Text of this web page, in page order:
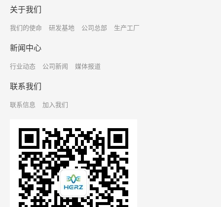
手术风险、行为影响、隐性健康代价及疫苗
绝育新路径展开深度对话，并达成重要行业
关于我们
我们的使命 研发基地 公司总部 生产工厂
新闻中心
行业动态 公司新闻 媒体报道
联系我们
联系信息 加入我们